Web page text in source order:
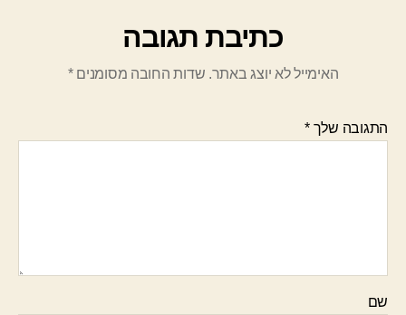
כתיבת תגובה
האימייל לא יוצג באתר. שדות החובה מסומנים*
התגובה שלך*
שם